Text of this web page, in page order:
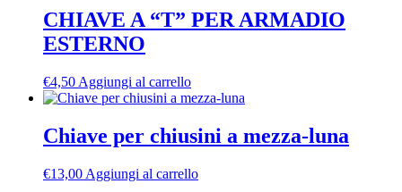
CHIAVE A “T” PER ARMADIO
ESTERNO
€4,50 Aggiungi al carrello
Chiave per chiusini a mezza-luna
€13,00 Aggiungi al carrello